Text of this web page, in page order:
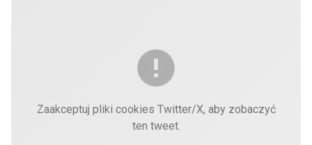
Zaakceptuj pliki cookies Twitter/X, aby zobaczyć
ten tweet.